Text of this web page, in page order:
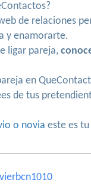
de relaciones
y enamorarte.
ligar pareja,
en
de tus
o novia este es